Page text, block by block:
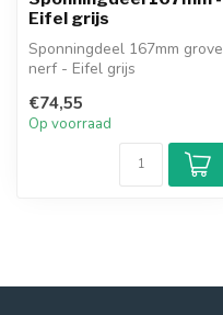
Eifel grijs
Sponningdeel 167mm grove
nerf - Eifel grijs
€74,55
Op voorraad